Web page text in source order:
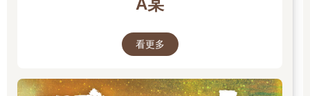
看更多